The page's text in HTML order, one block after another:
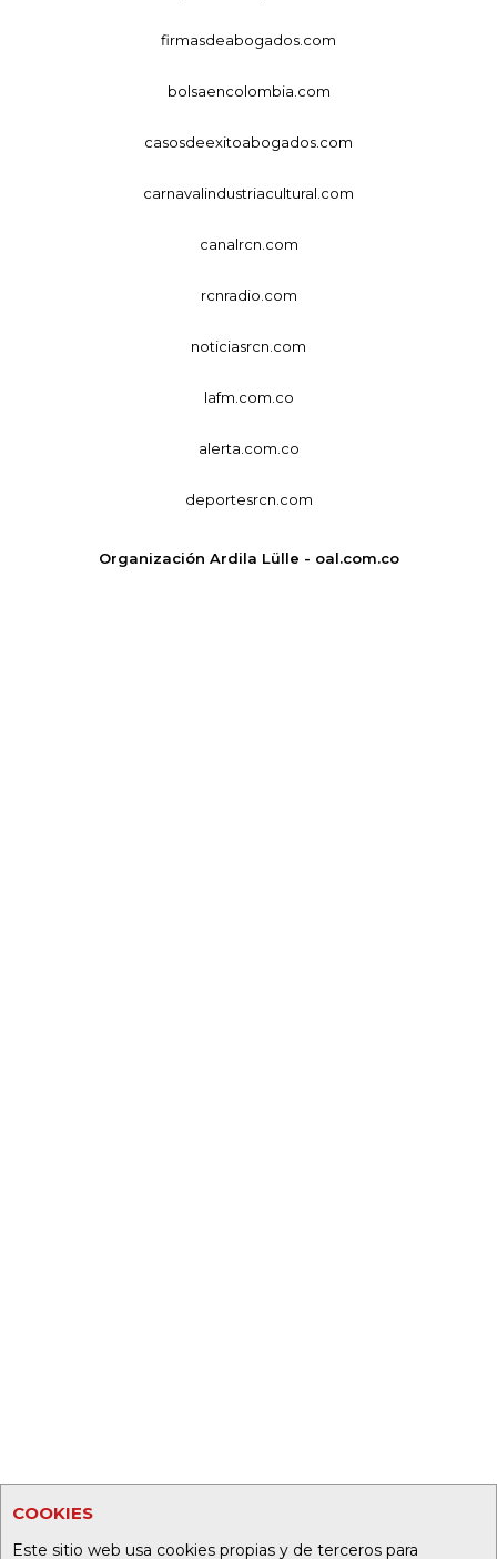
COOKIES
Este sitio web usa cookies propias y de terceros para
firmasdeabogados.com
bolsaencolombia.com
casosdeexitoabogados.com
carnavalindustriacultural.com
canalrcn.com
rcnradio.com
noticiasrcn.com
lafm.com.co
alerta.com.co
deportesrcn.com
Organización Ardila Lülle - oal.com.co